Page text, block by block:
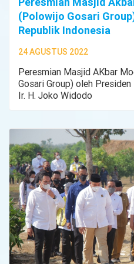
(Polowijo Gosari
Republik Indonesia
24 AGUSTUS 2022
Peresmian Masjid AKbar
Gosari Group) oleh
Ir. H. Joko Widodo